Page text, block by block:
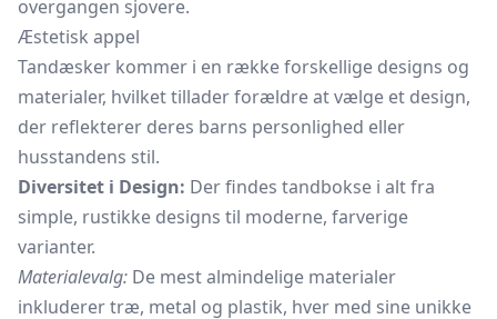
overgangen sjovere.
Æstetisk appel
Tandæsker kommer i en række forskellige designs og
materialer, hvilket tillader forældre at vælge et design,
der reflekterer deres barns personlighed eller
husstandens stil.
Diversitet i Design: Der findes tandbokse i alt fra
simple, rustikke designs til moderne, farverige
varianter.
Materialevalg: De mest almindelige materialer
inkluderer træ, metal og plastik, hver med sine unikke